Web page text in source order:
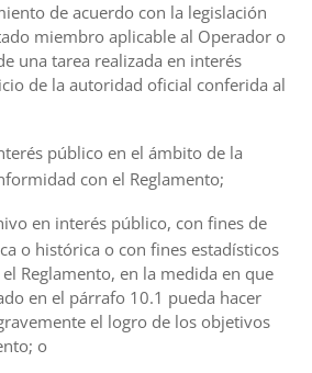
de acuerdo con la legislación
miembro aplicable al Operador o
una tarea realizada en interés
de la autoridad oficial conferida al
público en el ámbito de la
con el Reglamento;
en interés público, con fines de
o histórica o con fines estadísticos
Reglamento, en la medida en que
en el párrafo 10.1 pueda hacer
el logro de los objetivos
o